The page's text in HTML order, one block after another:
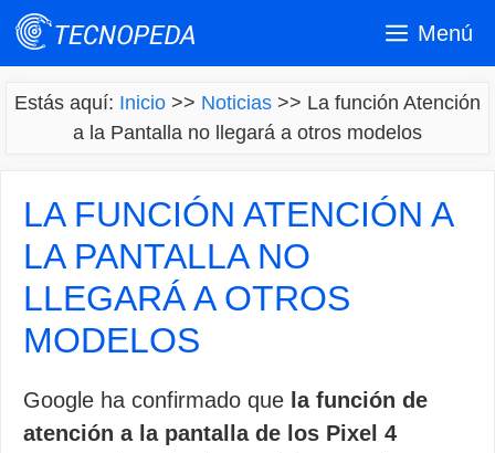
Saltar
Menú
Estás aquí: Inicio >> Noticias >> La función Atención
a la Pantalla no llegará a otros modelos
LA FUNCIÓN ATENCIÓN A
LA PANTALLA NO
LLEGARÁ A OTROS
MODELOS
Google ha confirmado que la función de
atención a la pantalla de los Pixel 4